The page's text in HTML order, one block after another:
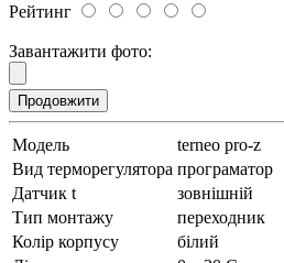
Рейтинг
Завантажити фото:
Продовжити
Модель
terneo pro-z
Вид терморегулятора програматор
Датчик t
зовнішній
Тип монтажу
переходник
Колір корпусу
білий